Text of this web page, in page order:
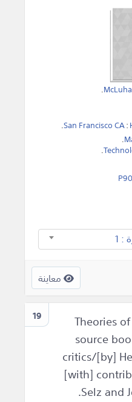
.
San Francisco CA:
.
.
.
1
معاينة
19
Theories
source
critics/[by]
[with]
Selz and